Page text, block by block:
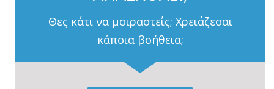
Θες κάτι να μοιραστείς; Χρειάζεσαι
κάποια βοήθεια;